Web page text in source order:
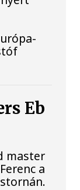
Eb
master
a